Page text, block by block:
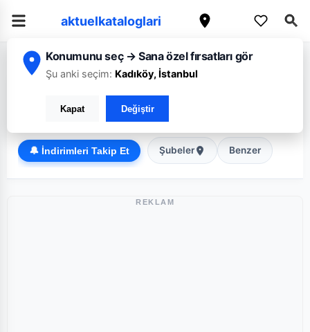
aktuelkataloglari
Konumunu seç → Sana özel fırsatları gör
Şu anki seçim: Kadıköy, İstanbul
Kapat Değiştir
Ana Sayfa/Tekirdağ /Şok
Discount
🔔 İndirimleri Takip Et Şubeler Benzer
REKLAM